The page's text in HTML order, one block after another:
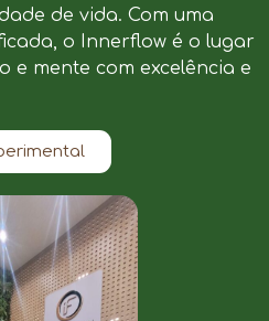
de vida. Com uma
o Innerflow é o lugar
mente com excelência e